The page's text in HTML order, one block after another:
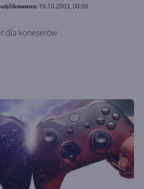
16.10.2003, 00:00
dla koneserów